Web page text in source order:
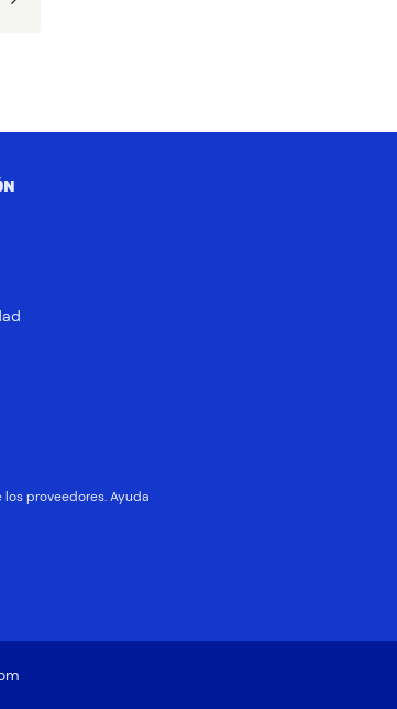
proveedores. Ayuda